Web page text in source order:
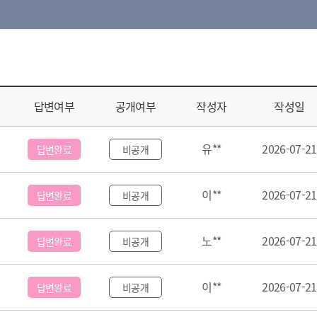
답변여부 공개여부 작성자 작성일
답변완료 비공개 유** 2026-07-21
답변완료 비공개 이** 2026-07-21
답변완료 비공개 노** 2026-07-21
답변완료 비공개 이** 2026-07-21